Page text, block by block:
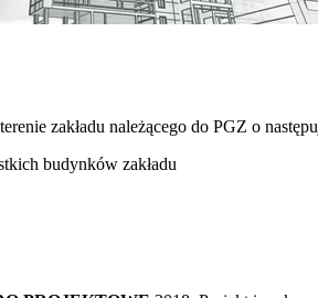
zakładu należącego do PGZ o
budynków zakładu